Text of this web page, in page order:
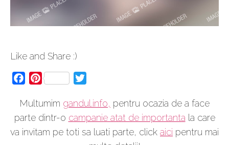
Like and Share :)
FacebookPinterest
Multumim gandul.info, pentru ocazia de a face
parte dintr-o campanie atat de importanta la care
va invitam pe toti sa luati parte, click aici pentru mai